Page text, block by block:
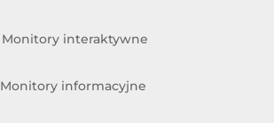
Monitory interaktywne
Monitory informacyjne